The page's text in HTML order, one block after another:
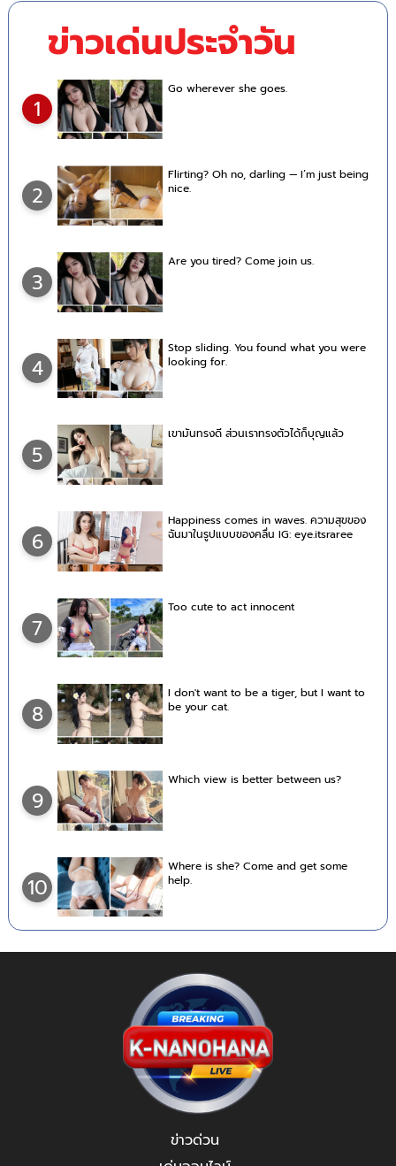
ข่าวเด่นประจำวัน
1
Go wherever she goes.
2
Flirting? Oh no, darling — I’m just being
nice.
3
Are you tired? Come join us.
4
Stop sliding. You found what you were
looking for.
5
เขามันทรงดี ส่วนเราทรงตัวได้ก็บุญแล้ว
6
Happiness comes in waves. ความสุขของ
ฉันมาในรูปแบบของคลื่น IG: eye.itsraree
7
Too cute to act innocent
8
I don't want to be a tiger, but I want to
be your cat.
9
Which view is better between us?
10
Where is she? Come and get some
help.
ข่าวด่วน